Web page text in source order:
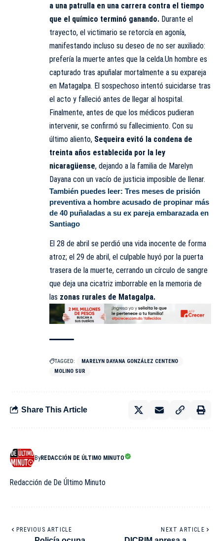
a una patrulla en una carrera contra el tiempo
que el químico terminó ganando. Durante el
trayecto, el victimario se retorcía en agonía,
manifestando incluso su deseo de no ser auxiliado:
prefería la muerte antes que la celda.Un hombre es
capturado tras apuñalar mortalmente a su expareja
en Matagalpa. El sospechoso intentó suicidarse tras
el acto y falleció antes de llegar al hospital.
Finalmente, antes de que los médicos pudieran
intervenir, se confirmó su fallecimiento. Con su
último aliento, Sequeira evitó la condena de
treinta años establecida por la ley
nicaragüense, dejando a la familia de Marelyn
Dayana con un vacío de justicia imposible de llenar.
También puedes leer: Tres meses de prisión
preventiva a hombre acusado de propinar más
de 40 puñaladas a su ex pareja embarazada en
Santiago
El 28 de abril se perdió una vida inocente de forma
atroz; el 29 de abril, el culpable huyó por la puerta
trasera de la muerte, cerrando un círculo de sangre
que deja una cicatriz imborrable en la memoria de
las zonas rurales de Matagalpa.
TAGGED:
MARELYN DAYANA GONZÁLEZ CENTENO
MOLINO SUR
Share This Article
ByREDACCIÓN DE ÚLTIMO MINUTO
Redacción de De Último Minuto
PREVIOUS ARTICLE NEXT ARTICLE